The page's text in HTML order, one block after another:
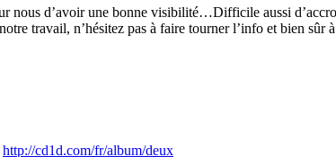
d’avoir une bonne visibilité…Difficile aussi
travail, n’hésitez pas à faire tourner l’info et bien sûr
http://cd1d.com/fr/album/deux